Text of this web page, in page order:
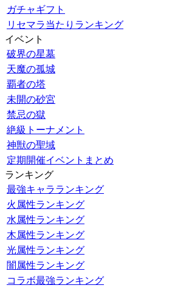
ガチャギフト
リセマラ当たりランキング
イベント
破界の星墓
天魔の孤城
覇者の塔
未開の砂宮
禁忌の獄
絶級トーナメント
神獣の聖域
定期開催イベントまとめ
ランキング
最強キャラランキング
火属性ランキング
水属性ランキング
木属性ランキング
光属性ランキング
闇属性ランキング
コラボ最強ランキング